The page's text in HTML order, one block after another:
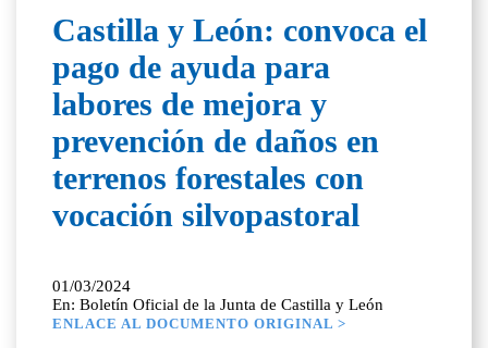
Castilla y León: convoca el
pago de ayuda para
labores de mejora y
prevención de daños en
terrenos forestales con
vocación silvopastoral
01/03/2024
En: Boletín Oficial de la Junta de Castilla y León
ENLACE AL DOCUMENTO ORIGINAL >